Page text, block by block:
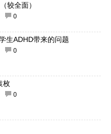
较全面）
0
生ADHD带来的问题
0
枚
0